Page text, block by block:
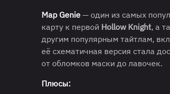
Map Genie — один из самых
карту к первой Hollow Knight, а
другим популярным тайтлам,
её схематичная версия стала
от обломков маски до лавочек.
Плюсы: